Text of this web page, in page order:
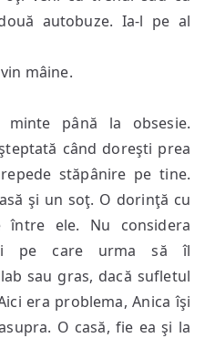
autobuze. Ia-l pe al
mâine.
minte până la obsesie.
când doreşti prea
stăpânire pe tine.
şi un soţ. O dorinţă cu
între ele. Nu considera
pe care urma să îl
sau gras, dacă sufletul
era problema, Anica îşi
O casă, fie ea şi la